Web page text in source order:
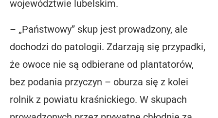
województwie lubelskim.
– „Państwowy” skup jest prowadzony, ale
dochodzi do patologii. Zdarzają się przypadki,
że owoce nie są odbierane od plantatorów,
bez podania przyczyn – oburza się z kolei
rolnik z powiatu kraśnickiego. W skupach